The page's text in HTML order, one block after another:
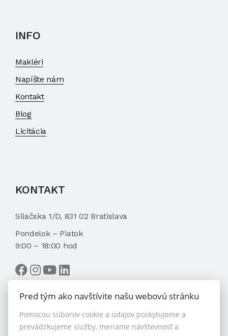
INFO
Makléri
Napíšte nám
Kontakt
Blog
Licitácia
KONTAKT
Sliačska 1/D, 831 02 Bratislava
Pondelok – Piatok
9:00 – 18:00 hod
VYBRAŤ MAKLÉRA
Pred tým ako navštívite našu webovú stránku
Pomocou súborov cookie a údajov poskytujeme a
prevádzkujeme služby, meriame návštevnosť a